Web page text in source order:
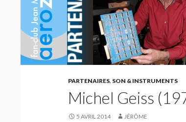
PARTENAIRES, SON & INSTRUMENTS
Michel Geiss
5 AVRIL 2014 JÉRÔME